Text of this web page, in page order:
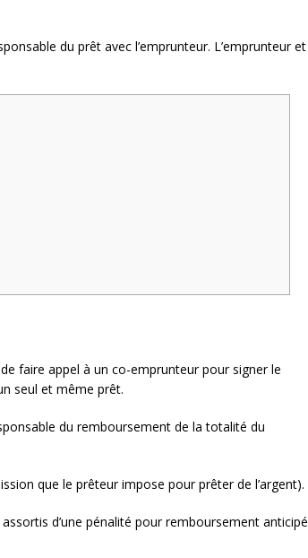
du prêt avec l’emprunteur. L’emprunteur et
faire appel à un co-emprunteur pour signer le
seul et même prêt.
du remboursement de la totalité du
que le prêteur impose pour prêter de l’argent).
d’une pénalité pour remboursement anticipé